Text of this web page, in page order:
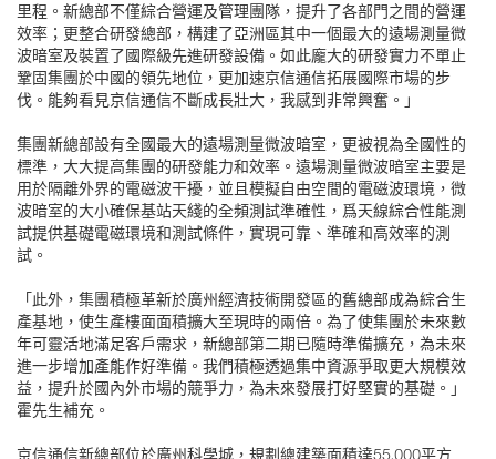
里程。新總部不僅綜合營運及管理團隊，提升了各部門之間的營運
效率；更整合研發總部，構建了亞洲區其中一個最大的遠場測量微
波暗室及裝置了國際級先進研發設備。如此龐大的研發實力不單止
鞏固集團於中國的領先地位，更加速京信通信拓展國際市場的步
伐。能夠看見京信通信不斷成長壯大，我感到非常興奮。」
集團新總部設有全國最大的遠場測量微波暗室，更被視為全國性的
標準，大大提高集團的研發能力和效率。遠場測量微波暗室主要是
用於隔離外界的電磁波干擾，並且模擬自由空間的電磁波環境，微
波暗室的大小確保基站天綫的全頻測試準確性，爲天線綜合性能測
試提供基礎電磁環境和測試條件，實現可靠、準確和高效率的測
試。
「此外，集團積極革新於廣州經濟技術開發區的舊總部成為綜合生
產基地，使生產樓面面積擴大至現時的兩倍。為了使集團於未來數
年可靈活地滿足客戶需求，新總部第二期已隨時準備擴充，為未來
進一步增加產能作好準備。我們積極透過集中資源爭取更大規模效
益，提升於國內外市場的競爭力，為未來發展打好堅實的基礎。」
霍先生補充。
京信通信新總部位於廣州科學城，規劃總建築面積達55,000平方